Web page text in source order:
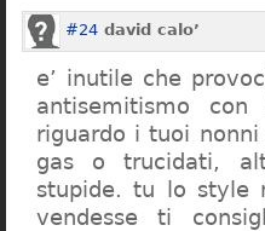
#24 david calo’
e’ inutile che
antisemitismo
riguardo i tuoi
gas o trucidati,
stupide. tu lo style
vendesse ti